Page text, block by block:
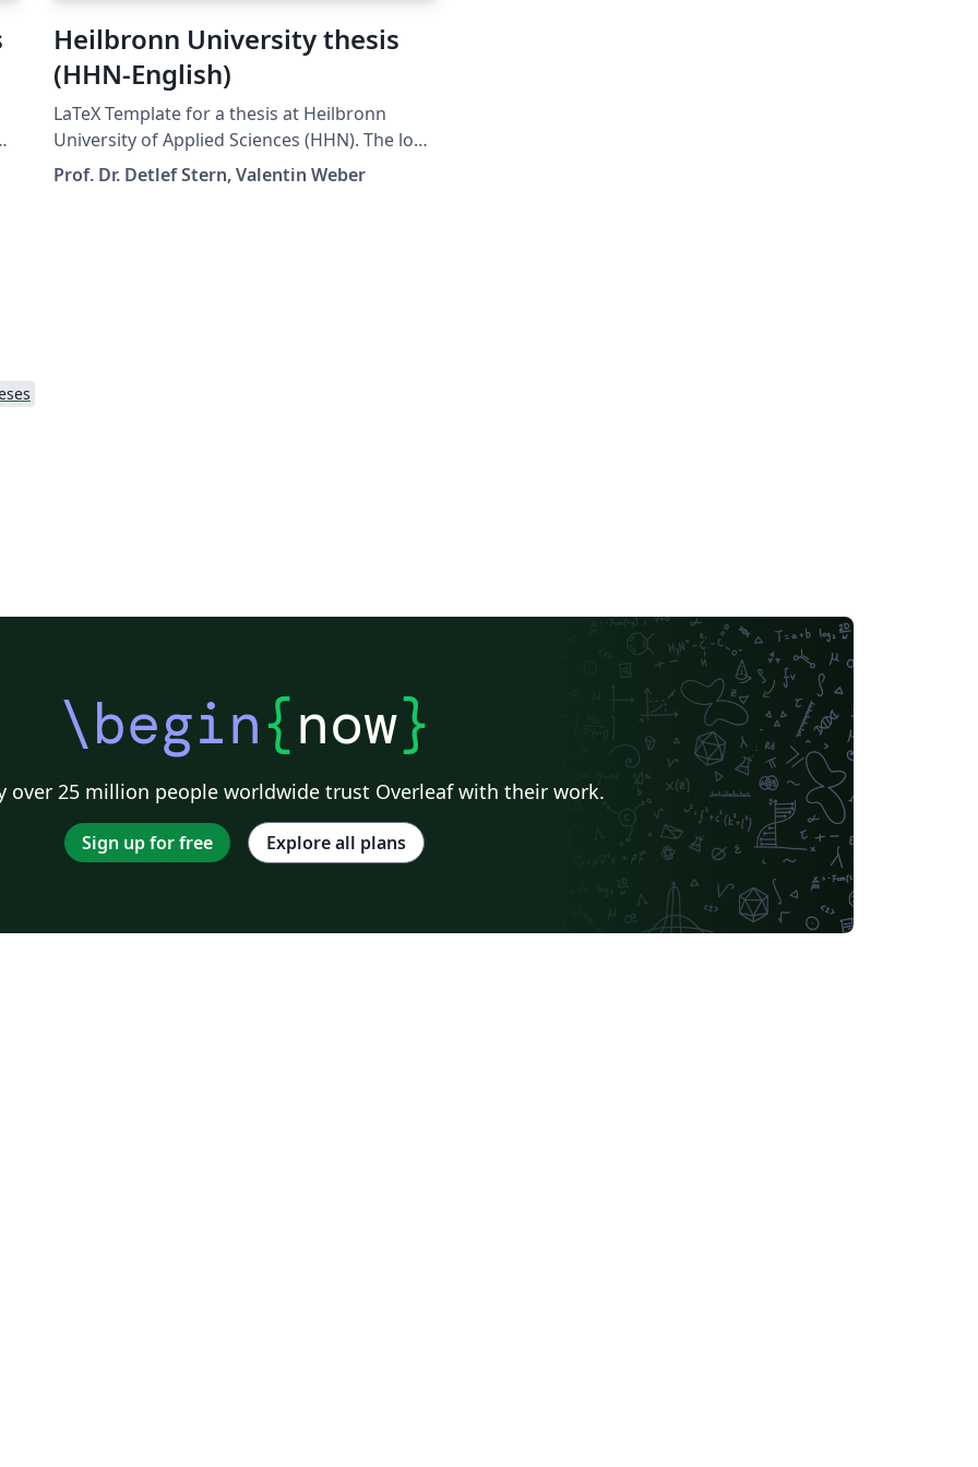
Heilbronn University thesis
(HHN-English)
LaTeX Template for a thesis at Heilbronn
University of Applied Sciences (HHN). The logo
was downloaded from the official website.
Prof. Dr. Detlef Stern, Valentin Weber
\begin{now}
over 25 million people worldwide trust Overleaf with their work.
Sign up for free Explore all plans